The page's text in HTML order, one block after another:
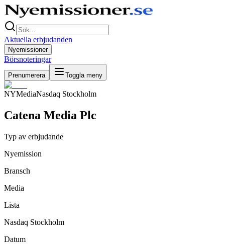
Aktuella erbjudanden
Nyemissioner
Börsnoteringar
Prenumerera Toggla meny
NYMediaNasdaq Stockholm
Catena Media Plc
Typ av erbjudande
Nyemission
Bransch
Media
Lista
Nasdaq Stockholm
Datum